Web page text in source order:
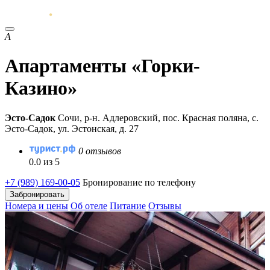
А
Апартаменты «Горки-
Казино»
Эсто-Садок Сочи, р-н. Адлеровский, пос. Красная поляна, с.
Эсто-Садок, ул. Эстонская, д. 27
0 отзывов
0.0 из 5
+7 (989) 169-00-05 Бронирование по телефону
Забронировать
Номера и цены Об отеле Питание Отзывы